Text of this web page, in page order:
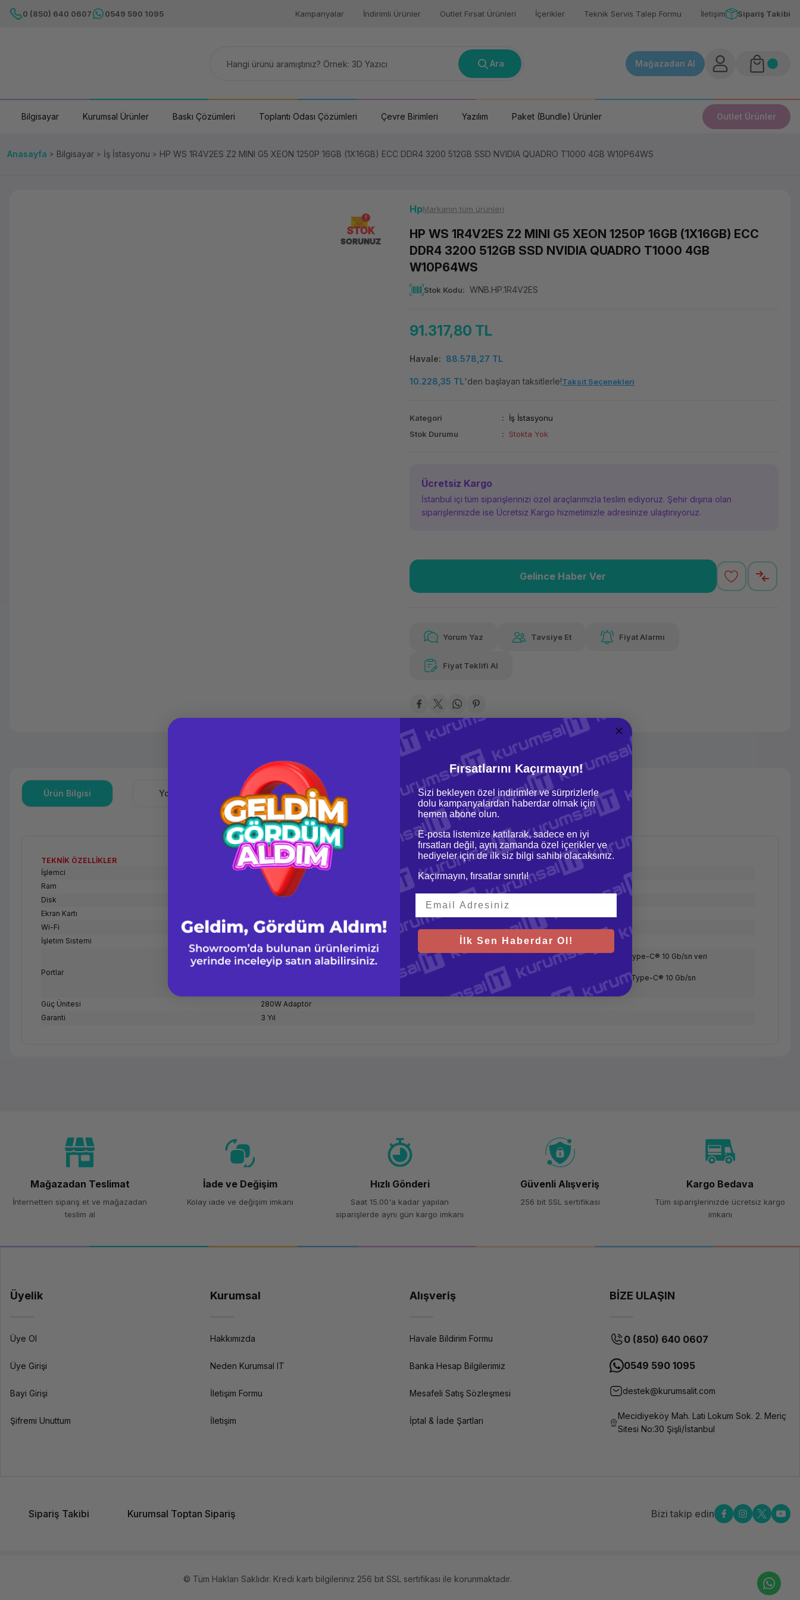
0 (850) 640 0607 0549 590 1095 Kampanyalar İndirimli Ürünler Outlet Fırsat Ürünleri İçerikler Teknik Servis Talep Formu İletişim Sipariş Takibi
Ara Mağazadan Al
Bilgisayar Kurumsal Ürünler Baskı Çözümleri Toplantı Odası Çözümleri Çevre Birimleri Yazılım Paket (Bundle) Ürünler Outlet Ürünler
Anasayfa Bilgisayar İş İstasyonu HP WS 1R4V2ES Z2 MINI G5 XEON 1250P 16GB (1X16GB) ECC DDR4 3200 512GB SSD NVIDIA QUADRO T1000 4GB W10P64WS
STOK
SORUNUZ
HpMarkanın tüm ürünleri
HP WS 1R4V2ES Z2 MINI G5 XEON 1250P 16GB (1X16GB) ECC
DDR4 3200 512GB SSD NVIDIA QUADRO T1000 4GB
W10P64WS
Stok Kodu WNB.HP.1R4V2ES
91.317,80 TL
Havale 88.578,27 TL
10.228,35 TL'den başlayan taksitlerle!Taksit Seçenekleri
Kategori
İş İstasyonu
Stok Durumu
Stokta Yok
Ücretsiz Kargo
İstanbul içi tüm siparişlerinizi özel araçlarımızla teslim ediyoruz. Şehir dışına olan
siparişlerinizde ise Ücretsiz Kargo hizmetimizle adresinize ulaştırııyoruz.
Güvenilir Alışveriş
Gelince Haber Ver
Yorum Yaz Tavsiye Et Fiyat Alarmı
Fiyat Teklifi Al
Ürün Bilgisi Yorumlar Soru & Cevap Taksit Seçenekleri
TEKNİK ÖZELLİKLER
İşlemci
IntelXeon W-1250P (4.1 GHz, 4.8 GHz Turbo, 12 MB, 6 C)
Ram
16GB (1x16GB) DDR4 3200 nECC
Disk
Z Turbo Drive 512GB SSD
Ekran Kartı
Wi-Fi
Intel Wi-Fi 6 AX201 (2×2) + Bluetooth 5
İşletim Sistemi
Portlar
Yan: 1 birleşik kulaklık/mikrofon; 2 SuperSpeed USB Type-A 10 Gb/sn veri aktarım hızı; 1 SuperSpeed USB Type-C® 10 Gb/sn veri
aktarım hızı
: 1 RJ-45; 3 DisplayPort™ 1.4; 2 SuperSpeed USB Type-A 10 Gb/sn veri aktarım hızı; 1 SuperSpeed USB Type-C® 10 Gb/sn
Güç Ünitesi
280W Adaptör
Garanti
3 Yıl
Mağazadan Teslimat
İnternetten sipariş et ve mağazadan
teslim al
İade ve Değişim
Kolay iade ve değişim imkanı
Hızlı Gönderi
Saat 15.00'a kadar yapılan
siparişlerde aynı gün kargo imkanı
Güvenli Alışveriş
256 bit SSL sertifikası
Kargo Bedava
Tüm siparişlerinizde ücretsiz kargo
imkanı
Üyelik
Üye Ol
Üye Girişi
Bayi Girişi
Şifremi Unuttum
Kurumsal
Hakkımızda
Neden Kurumsal IT
İletişim Formu
İletişim
Alışveriş
Havale Bildirim Formu
Banka Hesap Bilgilerimiz
Mesafeli Satış Sözleşmesi
İptal & İade Şartları
BİZE ULAŞIN
0 (850) 640 0607
0549 590 1095
destek@kurumsalit.com
Mecidiyeköy Mah. Lati Lokum Sok. 2. Meriç
Sitesi No:30 Şişli/İstanbul
Sipariş Takibi Kurumsal Toptan Sipariş Bizi takip edin
© Tüm Hakları Saklıdır. Kredi kartı bilgileriniz 256 bit SSL sertifikası ile korunmaktadır.
Fırsatlarını Kaçırmayın!
Sizi bekleyen özel indirimler ve sürprizlerle
dolu kampanyalardan haberdar olmak için
hemen abone olun.
E-posta listemize katılarak, sadece en iyi
fırsatları değil, aynı zamanda özel içerikler ve
hediyeler için de ilk siz bilgi sahibi olacaksınız.
Kaçırmayın, fırsatlar sınırlı!
İlk Sen Haberdar Ol!